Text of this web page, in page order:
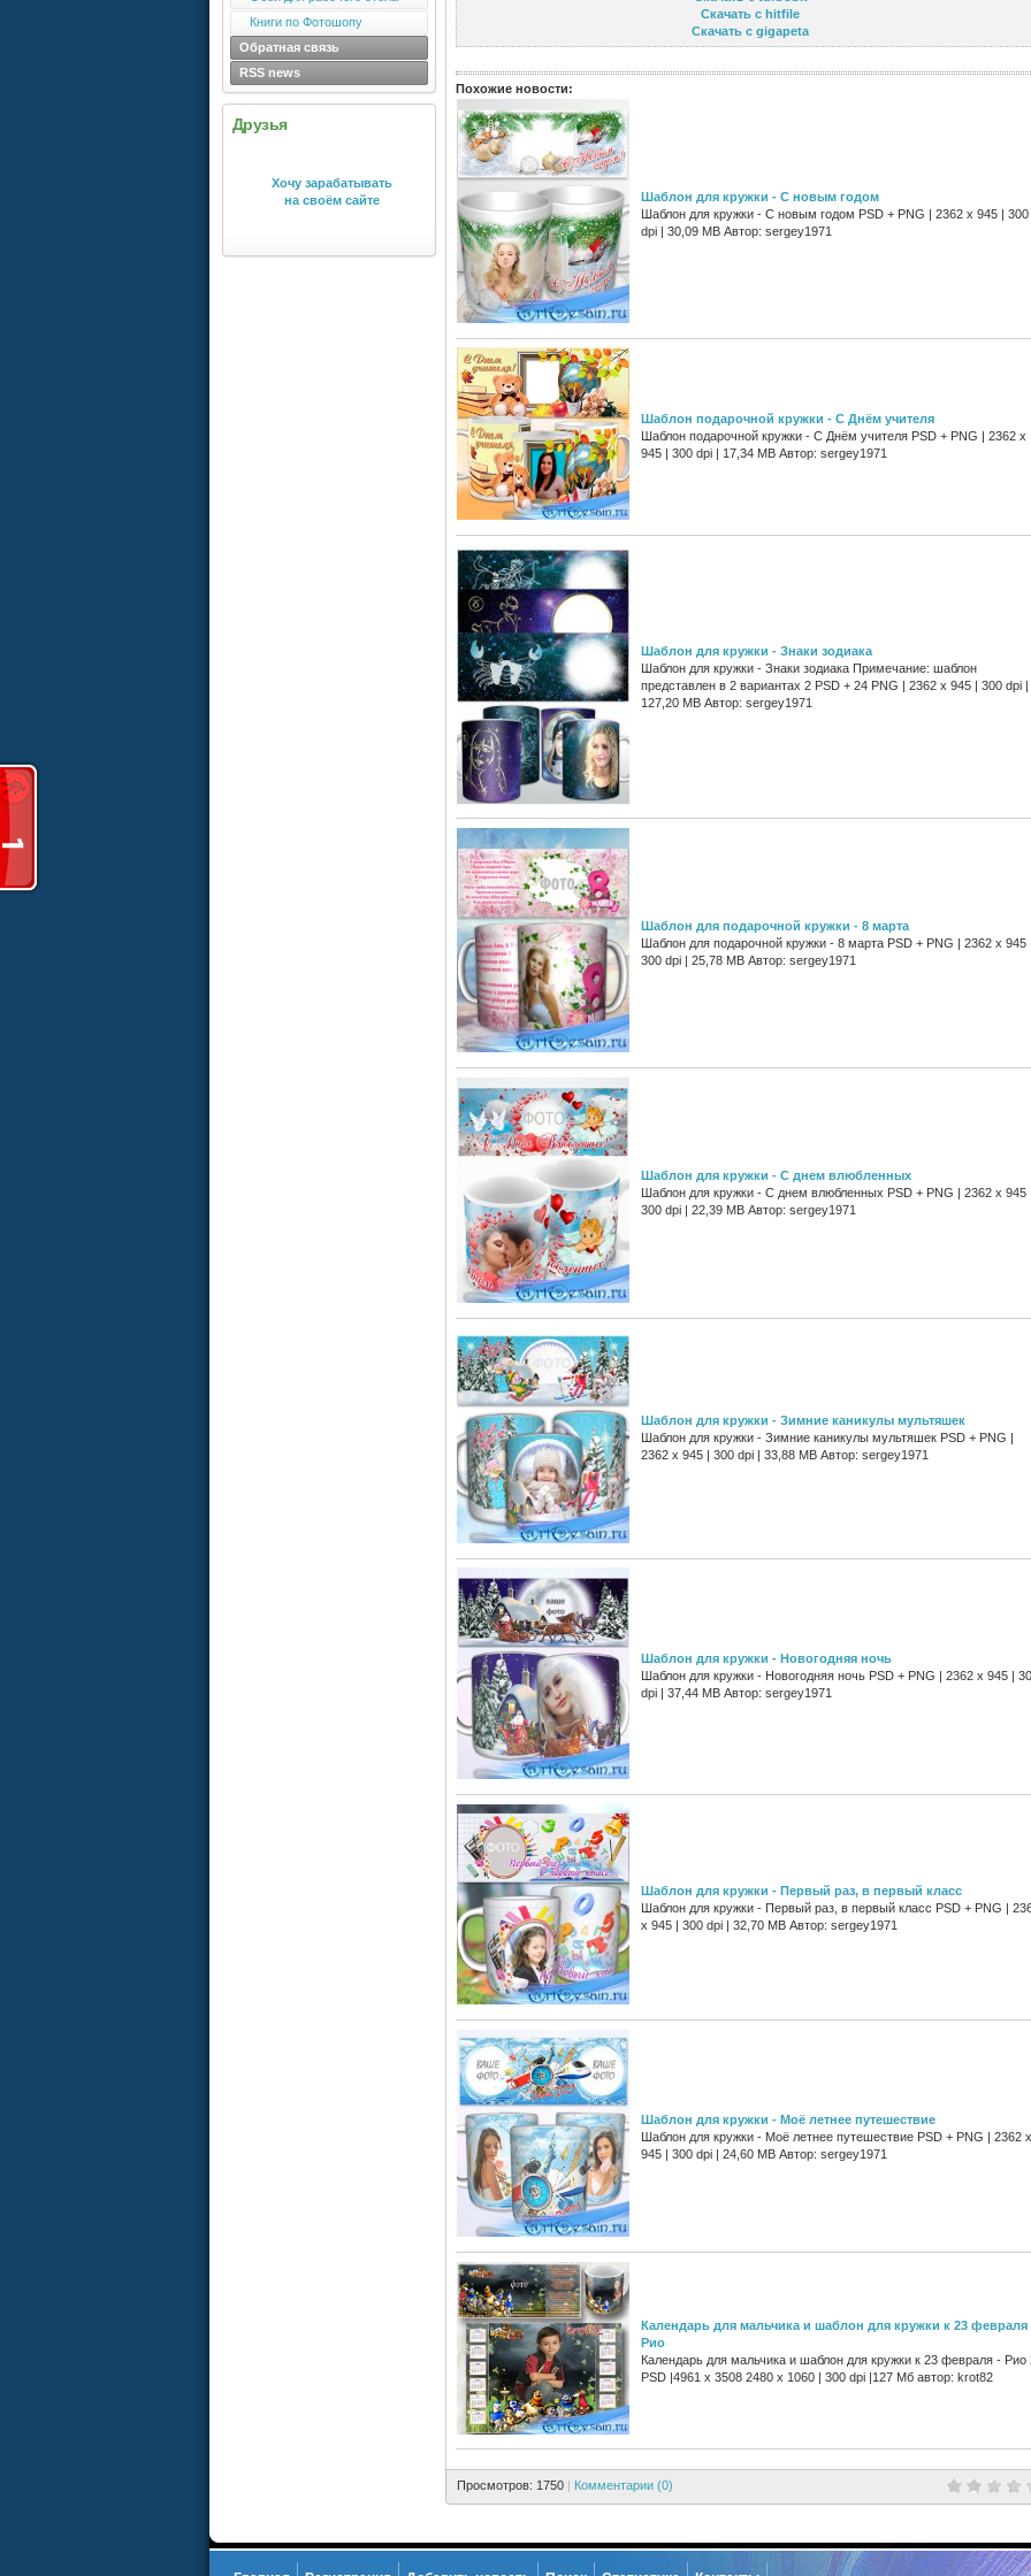
Книги по Фотошопу
Обратная связь
RSS news
Друзья
Хочу зарабатывать
на своём сайте
Скачать с hitfile
Скачать с gigapeta
Похожие новости:
Шаблон для кружки - С новым годом
Шаблон для кружки - С новым годом PSD + PNG | 2362 x 945 | 300
dpi | 30,09 MB Автор: sergey1971
Шаблон подарочной кружки - С Днём учителя
Шаблон подарочной кружки - С Днём учителя PSD + PNG | 2362 x
945 | 300 dpi | 17,34 MB Автор: sergey1971
Шаблон для кружки - Знаки зодиака
Шаблон для кружки - Знаки зодиака Примечание: шаблон
представлен в 2 вариантах 2 PSD + 24 PNG | 2362 x 945 | 300 dpi |
127,20 MB Автор: sergey1971
Шаблон для подарочной кружки - 8 марта
Шаблон для подарочной кружки - 8 марта PSD + PNG | 2362 x 945
300 dpi | 25,78 MB Автор: sergey1971
Шаблон для кружки - С днем влюбленных
Шаблон для кружки - С днем влюбленных PSD + PNG | 2362 x 945
300 dpi | 22,39 MB Автор: sergey1971
Шаблон для кружки - Зимние каникулы мультяшек
Шаблон для кружки - Зимние каникулы мультяшек PSD + PNG |
2362 x 945 | 300 dpi | 33,88 MB Автор: sergey1971
Шаблон для кружки - Новогодняя ночь
Шаблон для кружки - Новогодняя ночь PSD + PNG | 2362 x 945 |
dpi | 37,44 MB Автор: sergey1971
Шаблон для кружки - Первый раз, в первый класс
Шаблон для кружки - Первый раз, в первый класс PSD + PNG |
x 945 | 300 dpi | 32,70 MB Автор: sergey1971
Шаблон для кружки - Моё летнее путешествие
Шаблон для кружки - Моё летнее путешествие PSD + PNG | 2362 x
945 | 300 dpi | 24,60 MB Автор: sergey1971
Календарь для мальчика и шаблон для кружки к 23 февраля
Рио
Календарь для мальчика и шаблон для кружки к 23 февраля - Рио
PSD |4961 x 3508 2480 x 1060 | 300 dpi |127 Мб автор: krot82
Просмотров: 1750 | Комментарии (0)